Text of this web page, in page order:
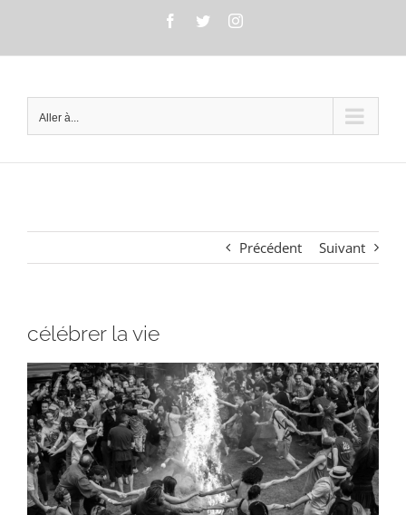
Facebook
TwitterInstagram
Aller à...
Précédent Suivant
célébrer la vie